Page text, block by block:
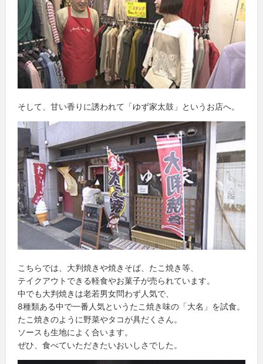
そして、甘い香りに誘われて「ゆず家太鼓」というお店へ。
こちらでは、大判焼きや焼きそば、たこ焼き等、
テイクアウトできる軽食やお菓子が売られています。
中でも大判焼きは老若男女問わず人気で、
8種類ある中で一番人気というたこ焼き味の「大名」を試食。
たこ焼きのように野菜やタコが具だくさん。
ソースも生地によく合います。
ぜひ、食べていただきたいおいしさでした。